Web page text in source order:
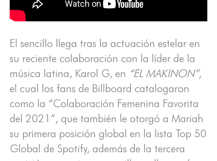
El sencillo llega tras la actuación estelar en
su reciente colaboración con la líder de la
música latina, Karol G, en “EL MAKINON”,
el cual los fans de Billboard catalogaron
como la “Colaboración Femenina Favorita
del 2021”, que también le otorgó a Mariah
su primera posición global en la lista Top 50
Global de Spotify, además de la tercera